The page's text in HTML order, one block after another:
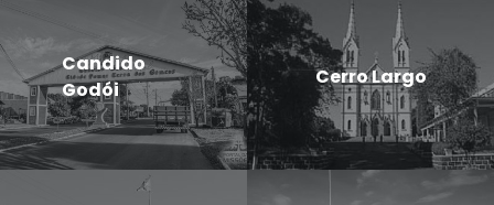
Candido
Godói
Cerro Largo